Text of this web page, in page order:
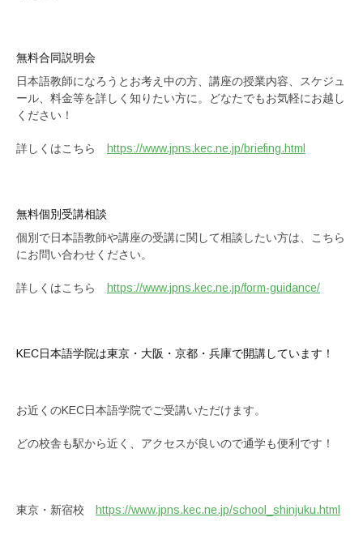
無料合同説明会
日本語教師になろうとお考え中の方、講座の授業内容、スケジュ
ール、料金等を詳しく知りたい方に。どなたでもお気軽にお越し
ください！
詳しくはこちら https://www.jpns.kec.ne.jp/briefing.html
無料個別受講相談
個別で日本語教師や講座の受講に関して相談したい方は、こちら
にお問い合わせください。
詳しくはこちら https://www.jpns.kec.ne.jp/form-guidance/
KEC日本語学院は東京・大阪・京都・兵庫で開講しています！
お近くのKEC日本語学院でご受講いただけます。
どの校舎も駅から近く、アクセスが良いので通学も便利です！
東京・新宿校 https://www.jpns.kec.ne.jp/school_shinjuku.html